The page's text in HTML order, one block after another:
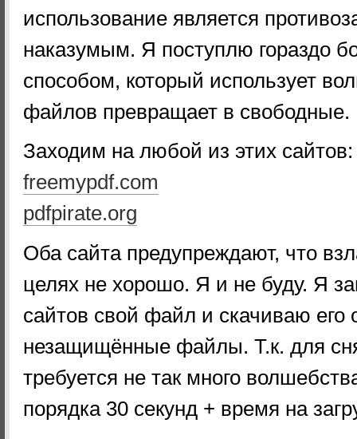
использование является
наказумым. Я поступлю гораздо
способом, который использует
файлов превращает в свободные.
Заходим на любой из этих сайтов:
freemypdf.com
pdfpirate.org
Оба сайта предупреждают, что
целях не хорошо. Я и не буду. Я
сайтов свой файл и скачиваю его
незащищённые файлы. Т.к. для
требуется не так много
порядка 30 секунд + время на